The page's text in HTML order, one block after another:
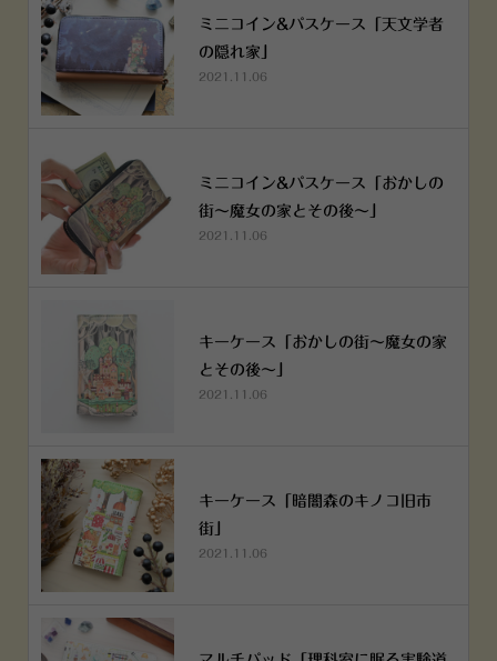
ミニコイン&パスケース「天文学者
の隠れ家」
2021.11.06
ミニコイン&パスケース「おかしの
街～魔女の家とその後～」
2021.11.06
キーケース「おかしの街～魔女の家
とその後～」
2021.11.06
キーケース「暗闇森のキノコ旧市
街」
2021.11.06